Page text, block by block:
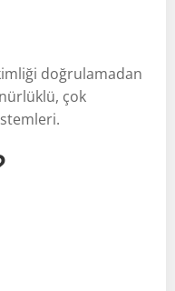
doğrulamadan
çok